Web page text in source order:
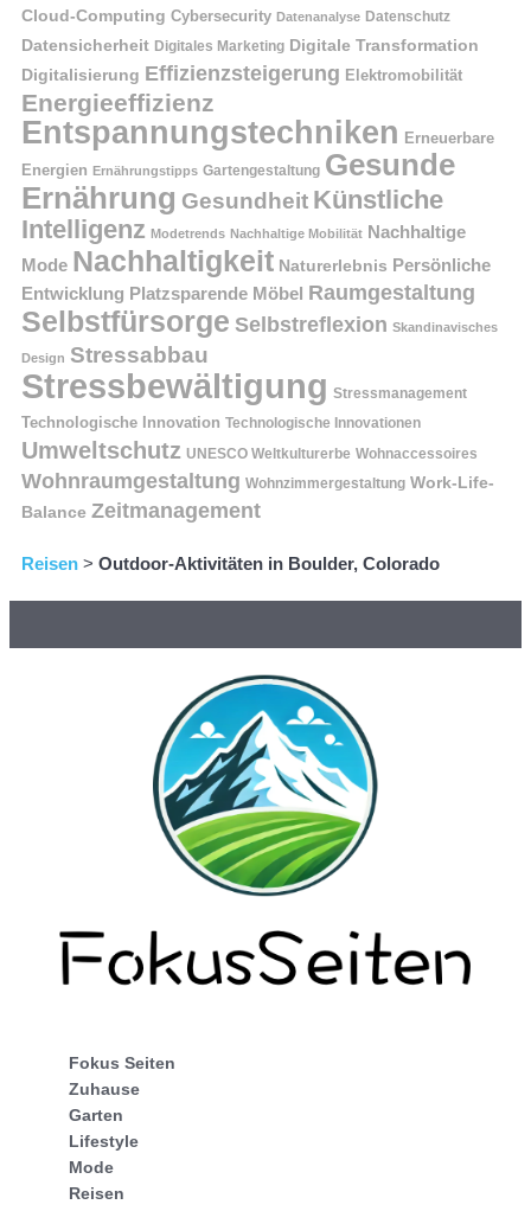
Cloud-Computing Cybersecurity Datenanalyse Datenschutz
Datensicherheit Digitales Marketing Digitale Transformation
Digitalisierung Effizienzsteigerung Elektromobilität
Energieeffizienz
Entspannungstechniken Erneuerbare
Energien Ernährungstipps Gartengestaltung Gesunde
Ernährung Gesundheit Künstliche
Intelligenz Modetrends Nachhaltige Mobilität Nachhaltige
Mode Nachhaltigkeit Naturerlebnis Persönliche
Entwicklung Platzsparende Möbel Raumgestaltung
Selbstfürsorge Selbstreflexion Skandinavisches
Design Stressabbau
Stressbewältigung Stressmanagement
Technologische Innovation Technologische Innovationen
Umweltschutz UNESCO Weltkulturerbe Wohnaccessoires
Wohnraumgestaltung Wohnzimmergestaltung Work-Life-
Balance Zeitmanagement
Reisen > Outdoor-Aktivitäten in Boulder, Colorado
Fokus Seiten
Zuhause
Garten
Lifestyle
Mode
Reisen